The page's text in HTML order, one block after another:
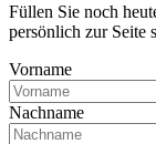
Füllen Sie noch
persönlich zur Seite
Vorname
Nachname